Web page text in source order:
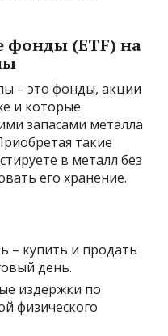
(ETF) на
– это фонды, акции
и которые
запасами металла
такие
в металл без
его хранение.
– купить и продать
день.
издержки по
физического